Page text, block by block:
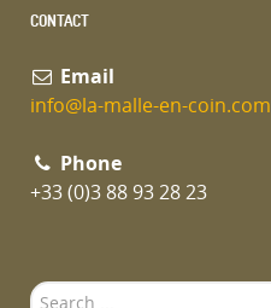
CONTACT
Email
info@la-malle-en-coin.com
Phone
+33 (0)3 88 93 28 23
Search